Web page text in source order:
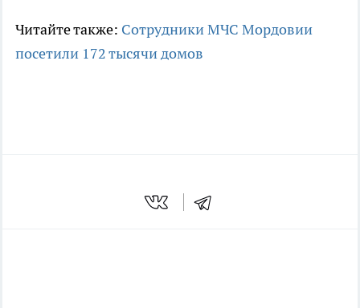
Читайте также: Сотрудники МЧС Мордовии
посетили 172 тысячи домов